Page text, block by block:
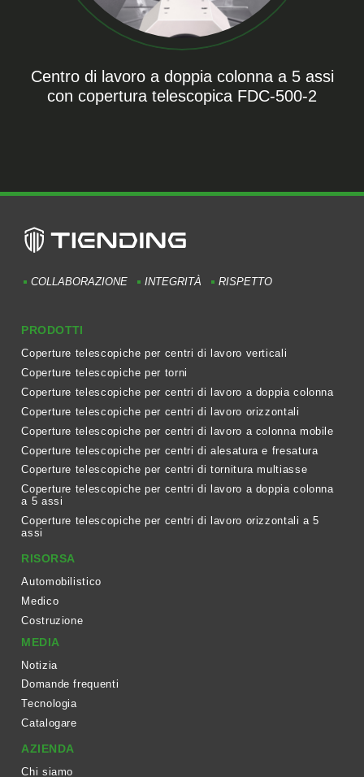
Centro di lavoro a doppia colonna a 5 assi
con copertura telescopica FDC-500-2
COLLABORAZIONE INTEGRITÀ RISPETTO
PRODOTTI
Coperture telescopiche per centri di lavoro verticali
Coperture telescopiche per torni
Coperture telescopiche per centri di lavoro a doppia colonna
Coperture telescopiche per centri di lavoro orizzontali
Coperture telescopiche per centri di lavoro a colonna mobile
Coperture telescopiche per centri di alesatura e fresatura
Coperture telescopiche per centri di tornitura multiasse
Coperture telescopiche per centri di lavoro a doppia colonna
a 5 assi
Coperture telescopiche per centri di lavoro orizzontali a 5
assi
RISORSA
Automobilistico
Medico
Costruzione
MEDIA
Notizia
Domande frequenti
Tecnologia
Catalogare
AZIENDA
Chi siamo